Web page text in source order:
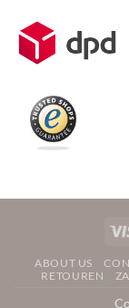
Weitere
ABOUT US
RETOUREN